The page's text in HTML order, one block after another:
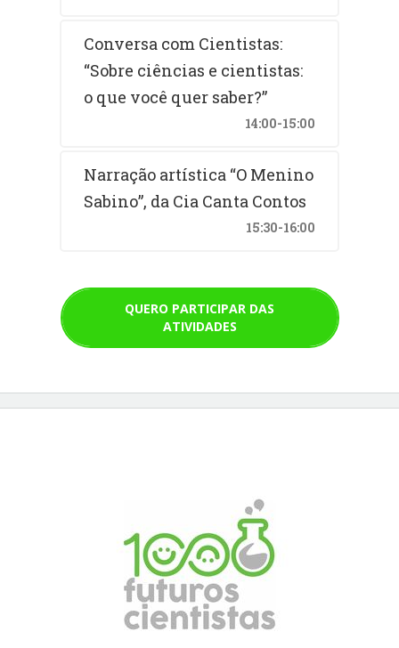
Conversa com Cientistas:
“Sobre ciências e cientistas:
o que você quer saber?”
14:00-15:00
Narração artística “O Menino
Sabino”, da Cia Canta Contos
15:30-16:00
QUERO PARTICIPAR DAS
ATIVIDADES